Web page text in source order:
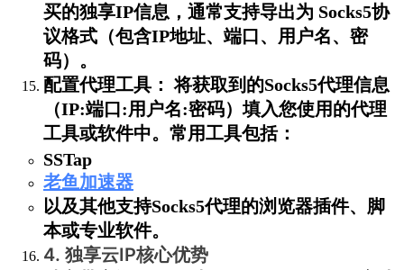
买的独享IP信息，通常支持导出为 Socks5协
议格式（包含IP地址、端口、用户名、密
码）。
配置代理工具： 将获取到的Socks5代理信息
（IP:端口:用户名:密码）填入您使用的代理
工具或软件中。常用工具包括：
SSTap
老鱼加速器
以及其他支持Socks5代理的浏览器插件、脚
本或专业软件。
4. 独享云IP核心优势